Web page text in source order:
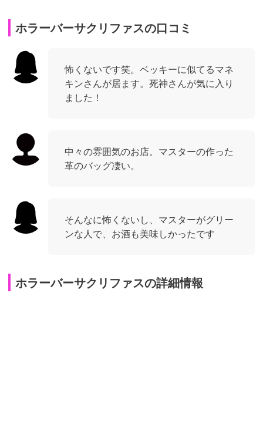
ホラーバーサクリファスの口コミ
怖くないです笑。ベッキーに似てるマネ
キンさんが居ます。死神さんが気に入り
ました！
中々の雰囲気のお店。マスターの作った
革のバッグ凄い。
そんなに怖くないし、マスターがグリー
ンな人で、お酒も美味しかったです
ホラーバーサクリファスの詳細情報